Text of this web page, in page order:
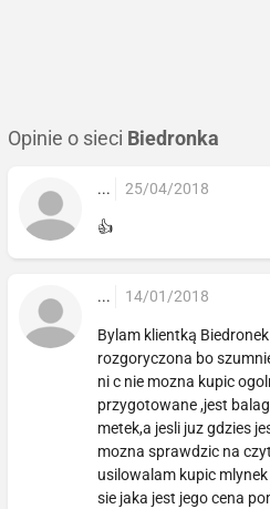
Opinie o sieci Biedronka
... 25/04/2018
👍
... 14/01/2018
Bylam klientką
rozgoryczona bo
ni c nie mozna kupic
przygotowane ,jest
metek,a jesli juz gdzies
mozna sprawdzic na
usilowalam kupic
sie jaka jest jego cena